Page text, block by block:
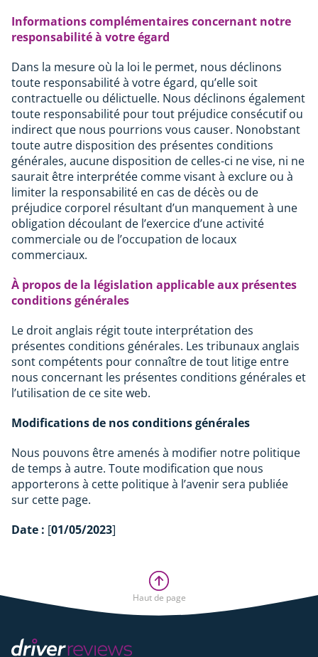
Informations complémentaires concernant notre
responsabilité à votre égard
Dans la mesure où la loi le permet, nous déclinons
toute responsabilité à votre égard, qu’elle soit
contractuelle ou délictuelle. Nous déclinons également
toute responsabilité pour tout préjudice consécutif ou
indirect que nous pourrions vous causer. Nonobstant
toute autre disposition des présentes conditions
générales, aucune disposition de celles-ci ne vise, ni ne
saurait être interprétée comme visant à exclure ou à
limiter la responsabilité en cas de décès ou de
préjudice corporel résultant d’un manquement à une
obligation découlant de l’exercice d’une activité
commerciale ou de l’occupation de locaux
commerciaux.
À propos de la législation applicable aux présentes
conditions générales
Le droit anglais régit toute interprétation des
présentes conditions générales. Les tribunaux anglais
sont compétents pour connaître de tout litige entre
nous concernant les présentes conditions générales et
l’utilisation de ce site web.
Modifications de nos conditions générales
Nous pouvons être amenés à modifier notre politique
de temps à autre. Toute modification que nous
apporterons à cette politique à l’avenir sera publiée
sur cette page.
Date : [01/05/2023]
Haut de page